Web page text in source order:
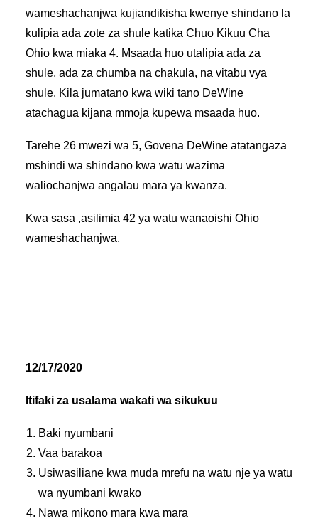
wameshachanjwa kujiandikisha kwenye shindano la
kulipia ada zote za shule katika Chuo Kikuu Cha
Ohio kwa miaka 4. Msaada huo utalipia ada za
shule, ada za chumba na chakula, na vitabu vya
shule. Kila jumatano kwa wiki tano DeWine
atachagua kijana mmoja kupewa msaada huo.
Tarehe 26 mwezi wa 5, Govena DeWine atatangaza
mshindi wa shindano kwa watu wazima
waliochanjwa angalau mara ya kwanza.
Kwa sasa ,asilimia 42 ya watu wanaoishi Ohio
wameshachanjwa.
12/17/2020
Itifaki za usalama wakati wa sikukuu
Baki nyumbani
Vaa barakoa
Usiwasiliane kwa muda mrefu na watu nje ya watu
wa nyumbani kwako
Nawa mikono mara kwa mara